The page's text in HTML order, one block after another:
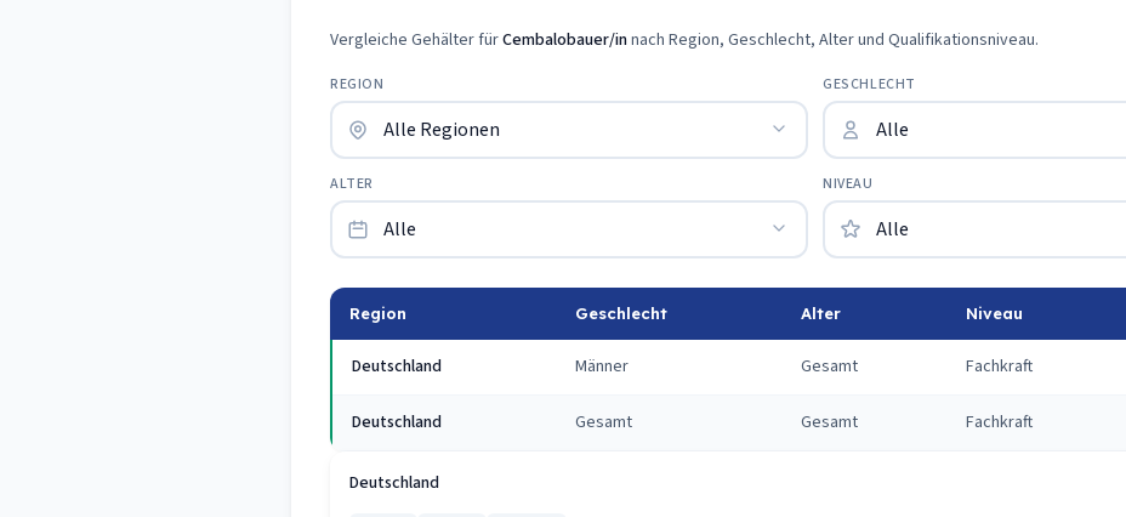
Vergleiche Gehälter fürCembalobauer/innach Region, Geschlecht, Alter und Qualifikationsniveau.
REGION GESCHLECHT
ALTER NIVEAU
Region Geschlecht Alter Niveau
Deutschland Männer Gesamt Fachkraft
Deutschland Gesamt Gesamt Fachkraft
Deutschland